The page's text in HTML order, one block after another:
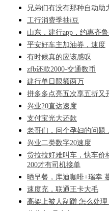
兄弟们有没有那种自动
工行消费季抽i豆
山东，建行app，约惠齐
平安好车主加油券，速度
有时候真的应该感叹
zfb还款2000-交通数币
建行单日限额两万
拼多多点亮五次享五折又
兴业20直达速度
支付宝光大还款
老哥们，问个孕妇的问题
兴业二类数字20速度
货拉拉好难叫车，快车价
200才有司机接单
晒早餐，库迪咖啡+瑞幸
速度充，联通王卡大毛
高架上被人剐蹭 怎么处理